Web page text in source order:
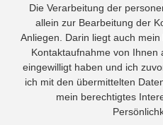
Die Verarbeitung der
allein zur Bearbeitung der
Anliegen. Darin liegt auch
Kontaktaufnahme von Ihnen
eingewilligt haben und ich
ich mit den übermittelten
mein berechtigtes